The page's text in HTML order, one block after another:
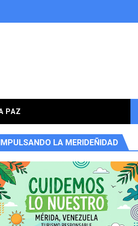
en la parroquia Osuna Rodríguez
PAZ
IMPULSANDO LA MERIDEÑIDAD